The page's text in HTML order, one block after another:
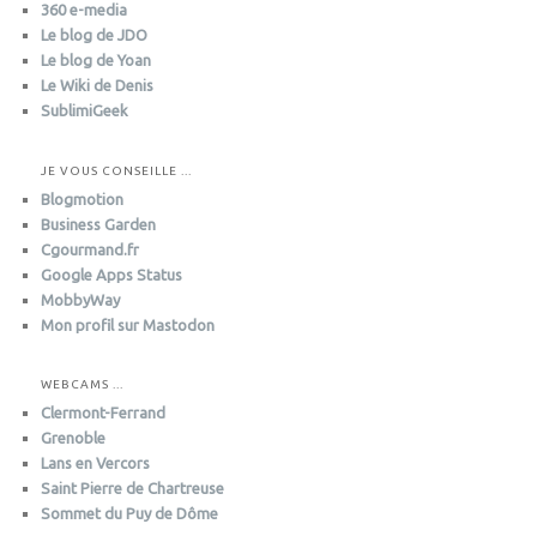
g
o
r
i
e
360 e-media
Le blog de JDO
Le blog de Yoan
Le Wiki de Denis
SublimiGeek
JE VOUS CONSEILLE ...
Blogmotion
Business Garden
Cgourmand.fr
Google Apps Status
MobbyWay
Mon profil sur Mastodon
WEBCAMS ...
Clermont-Ferrand
Grenoble
Lans en Vercors
Saint Pierre de Chartreuse
Sommet du Puy de Dôme